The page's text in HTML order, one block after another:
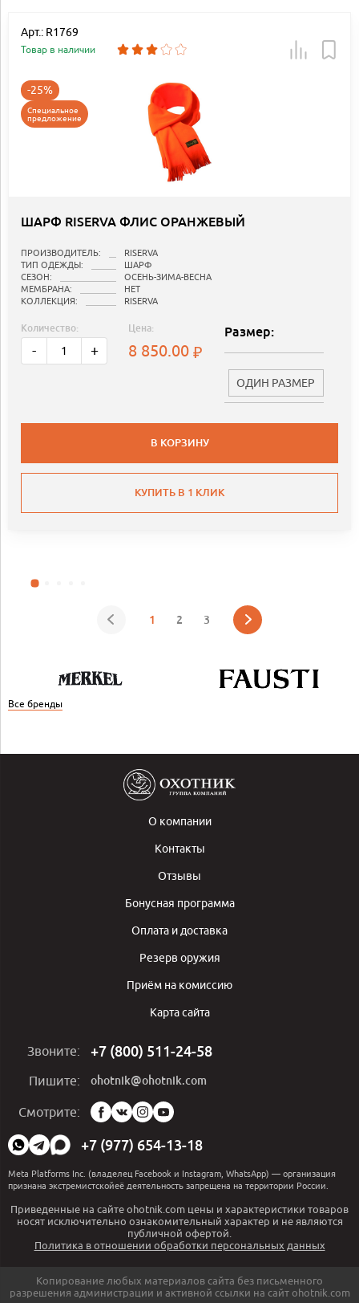
Арт.: R1769
Товар в наличии
-25%
Специальное
предложение
ШАРФ RISERVA ФЛИС ОРАНЖЕВЫЙ
ПРОИЗВОДИТЕЛЬ:
RISERVA
ТИП ОДЕЖДЫ:
ШАРФ
СЕЗОН:
ОСЕНЬ-ЗИМА-ВЕСНА
МЕМБРАНА:
НЕТ
КОЛЛЕКЦИЯ:
RISERVA
Количество:
- +
Цена:
8 850.00
Размер:
ОДИН РАЗМЕР
В КОРЗИНУ
КУПИТЬ В 1 КЛИК
1 2 3
Все бренды
О компании
Контакты
Отзывы
Бонусная программа
Оплата и доставка
Резерв оружия
Приём на комиссию
Карта сайта
Звоните: +7 (800) 511-24-58
Пишите: ohotnik@ohotnik.com
Смотрите:
Мы
в
социальных
сетях:
+7 (977) 654-13-18
Meta Platforms Inc. (владелец Facebook и Instagram, WhatsApp) — организация
признана экстремистскойеё деятельность запрещена на территории России.
Приведенные на сайте ohotnik.com цены и характеристики товаров
носят исключительно ознакомительный характер и не являются
публичной офертой.
Политика в отношении обработки персональных данных
Копирование любых материалов сайта без письменного
разрешения администрации и активной ссылки на сайт ohotnik.com